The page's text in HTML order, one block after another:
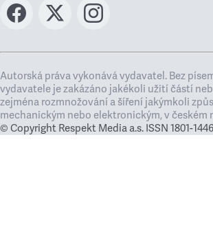
Autorská práva vykonává vydavatel. Bez
vydavatele je zakázáno jakékoli užití částí
zejména rozmnožování a šíření jakýmkoli
mechanickým nebo elektronickým, v českém
© Copyright Respekt Media a.s. ISSN 1801-1446